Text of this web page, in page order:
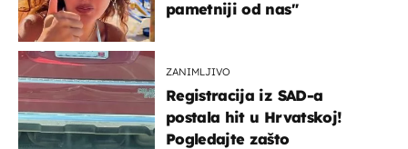
pametniji od nas"
ZANIMLJIVO
Registracija iz SAD-a
postala hit u Hrvatskoj!
Pogledajte zašto